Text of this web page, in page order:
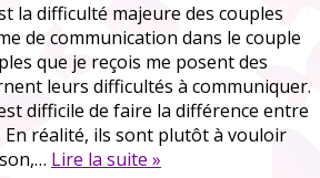
la difficulté majeure des couples
de communication dans le couple
que je reçois me posent des
leurs difficultés à communiquer.
difficile de faire la différence entre
réalité, ils sont plutôt à vouloir
Lire la suite »